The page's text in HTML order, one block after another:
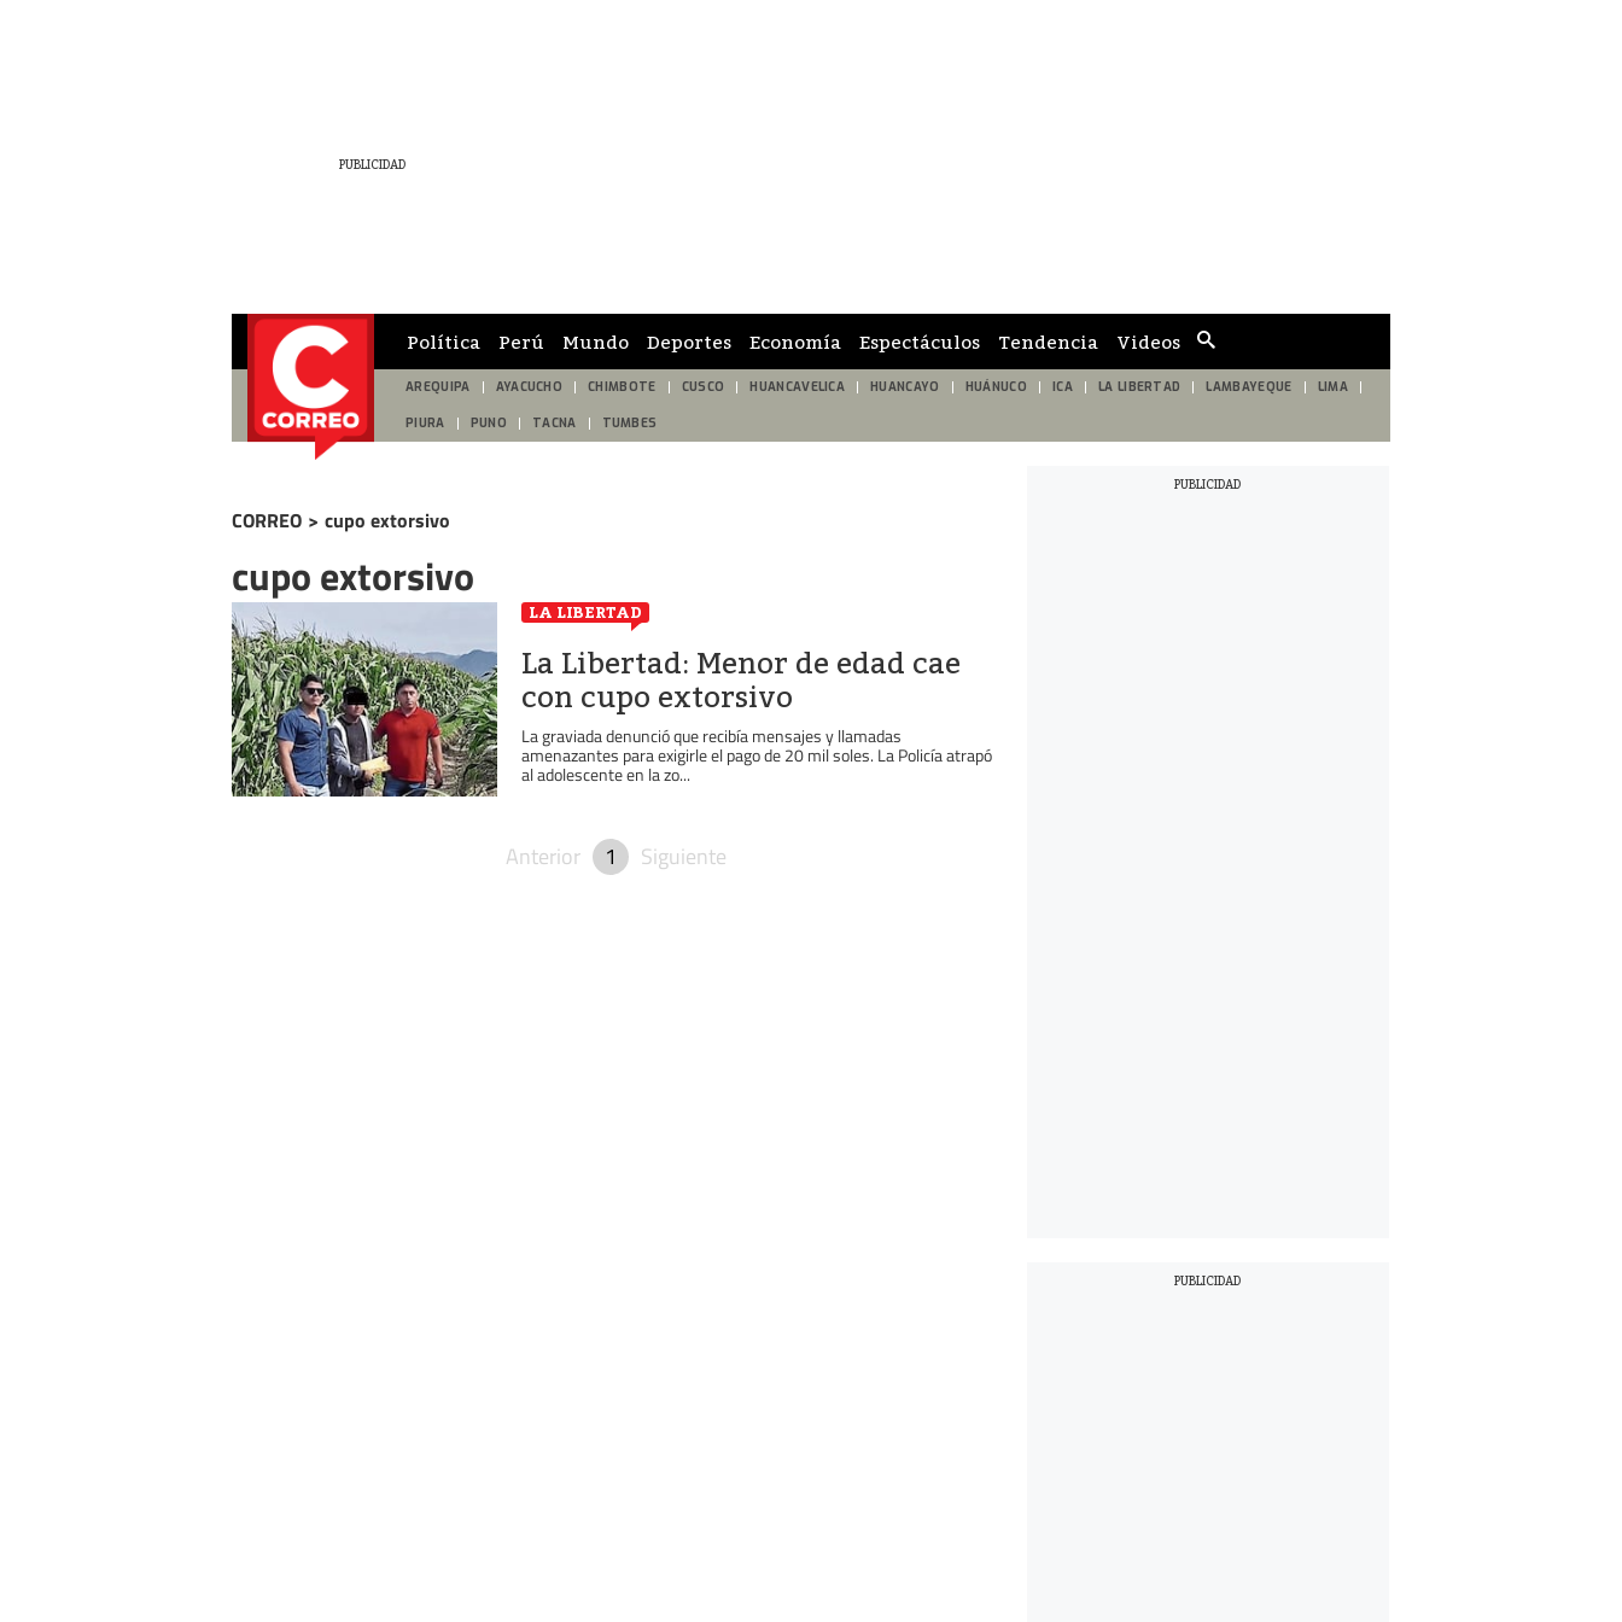
de
búsqueda
Política Perú Mundo Deportes Economía Espectáculos Tendencia Videos
AREQUIPA AYACUCHO CHIMBOTE CUSCO HUANCAVELICA HUANCAYO HUÁNUCO ICA LA LIBERTAD LAMBAYEQUE LIMA
PIURA PUNO TACNA TUMBES
CORREO > cupo extorsivo
cupo extorsivo
LA LIBERTAD
La Libertad: Menor de edad cae
con cupo extorsivo
La graviada denunció que recibía mensajes y llamadas
amenazantes para exigirle el pago de 20 mil soles. La Policía atrapó
al adolescente en la zo...
Anterior 1 Siguiente